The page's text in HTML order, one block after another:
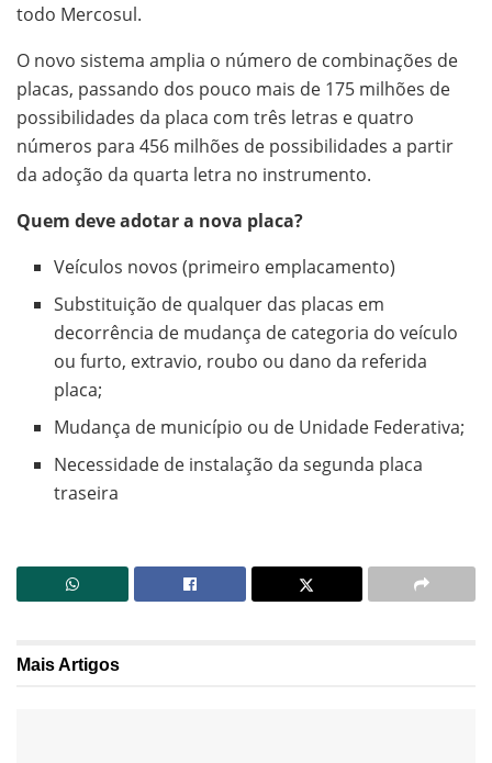
todo Mercosul.
O novo sistema amplia o número de combinações de
placas, passando dos pouco mais de 175 milhões de
possibilidades da placa com três letras e quatro
números para 456 milhões de possibilidades a partir
da adoção da quarta letra no instrumento.
Quem deve adotar a nova placa?
Veículos novos (primeiro emplacamento)
Substituição de qualquer das placas em
decorrência de mudança de categoria do veículo
ou furto, extravio, roubo ou dano da referida
placa;
Mudança de município ou de Unidade Federativa;
Necessidade de instalação da segunda placa
traseira
MaisArtigos